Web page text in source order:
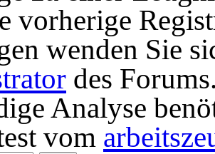
vorherige
wenden Sie
des
Analyse
vom